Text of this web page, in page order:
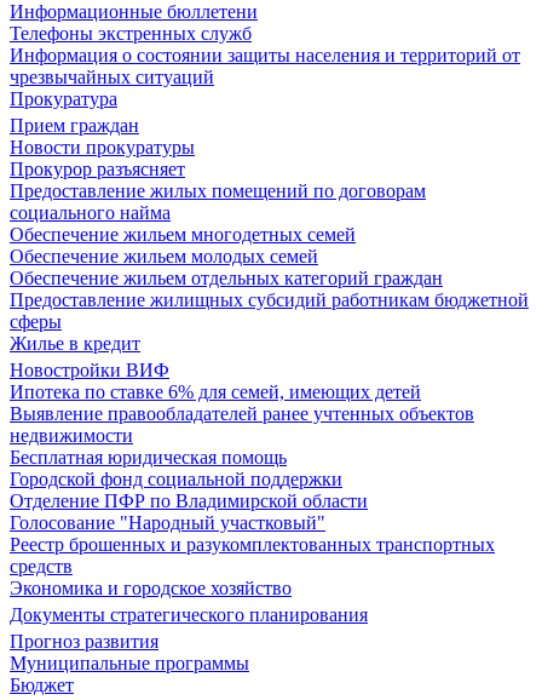
Информационные бюллетени
Телефоны экстренных служб
Информация о состоянии защиты населения и территорий от
чрезвычайных ситуаций
Прокуратура
Прием граждан
Новости прокуратуры
Прокурор разъясняет
Предоставление жилых помещений по договорам
социального найма
Обеспечение жильем многодетных семей
Обеспечение жильем молодых семей
Обеспечение жильем отдельных категорий граждан
Предоставление жилищных субсидий работникам бюджетной
сферы
Жилье в кредит
Новостройки ВИФ
Ипотека по ставке 6% для семей, имеющих детей
Выявление правообладателей ранее учтенных объектов
недвижимости
Бесплатная юридическая помощь
Городской фонд социальной поддержки
Отделение ПФР по Владимирской области
Голосование "Народный участковый"
Реестр брошенных и разукомплектованных транспортных
средств
Экономика и городское хозяйство
Документы стратегического планирования
Прогноз развития
Муниципальные программы
Бюджет